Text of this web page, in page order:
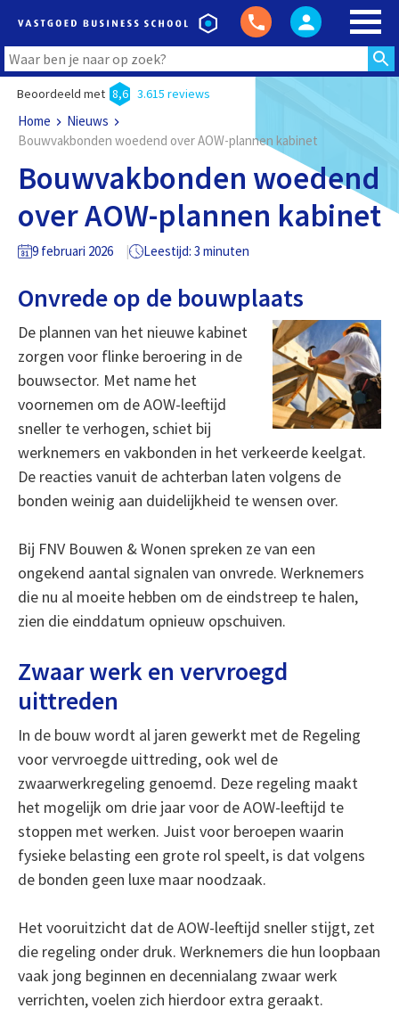
Beoordeeld met 8,6 3.615 reviews
Home
Nieuws
Bouwvakbonden woedend over AOW-plannen kabinet
Bouwvakbonden woedend
over AOW-plannen kabinet
9 februari 2026 Leestijd: 3 minuten
Onvrede op de bouwplaats
De plannen van het nieuwe kabinet
zorgen voor flinke beroering in de
bouwsector. Met name het
voornemen om de AOW-leeftijd
sneller te verhogen, schiet bij
werknemers en vakbonden in het verkeerde keelgat.
De reacties vanuit de achterban laten volgens de
bonden weinig aan duidelijkheid te wensen over.
Bij FNV Bouwen & Wonen spreken ze van een
ongekend aantal signalen van onvrede. Werknemers
die nu al moeite hebben om de eindstreep te halen,
zien die einddatum opnieuw opschuiven.
Zwaar werk en vervroegd
uittreden
In de bouw wordt al jaren gewerkt met de Regeling
voor vervroegde uittreding, ook wel de
zwaarwerkregeling genoemd. Deze regeling maakt
het mogelijk om drie jaar voor de AOW-leeftijd te
stoppen met werken. Juist voor beroepen waarin
fysieke belasting een grote rol speelt, is dat volgens
de bonden geen luxe maar noodzaak.
Het vooruitzicht dat de AOW-leeftijd sneller stijgt, zet
die regeling onder druk. Werknemers die hun loopbaan
vaak jong beginnen en decennialang zwaar werk
verrichten, voelen zich hierdoor extra geraakt.